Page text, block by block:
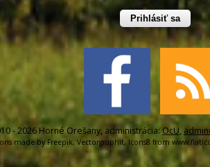
Prihlásiť sa
- 2026 Horné Orešany, administrácia: OcU,
made byFreepik, Vectorgraphit, Icons8 from